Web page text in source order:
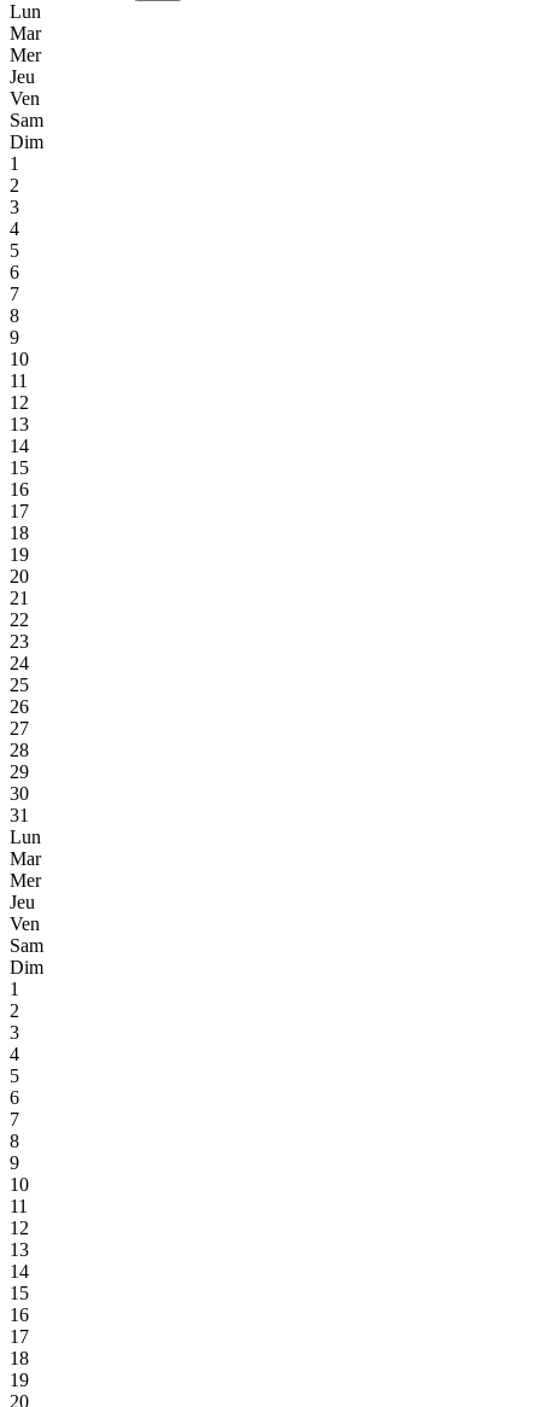
Lun
Mar
Mer
Jeu
Ven
Sam
Dim
1
2
3
4
5
6
7
8
9
10
11
12
13
14
15
16
17
18
19
20
21
22
23
24
25
26
27
28
29
30
31
Lun
Mar
Mer
Jeu
Ven
Sam
Dim
1
2
3
4
5
6
7
8
9
10
11
12
13
14
15
16
17
18
19
20